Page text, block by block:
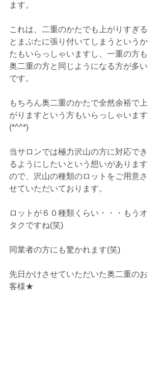
ます。
これは、二重のかたでも上がりすぎる
とまぶたに張り付いてしまうというか
たもいらっしゃいますし、一重の方も
奥二重の方と同じようになる方が多い
です。
もちろん奥二重のかたで全然余裕で上
がりますという方もいらっしゃいます
(*^^*)
当サロンでは極力沢山の方に対応でき
るようにしたいという想いがあります
ので、沢山の種類のロットをご用意さ
せていただいております。
ロットが６０種類くらい・・・もうオ
タクですね(笑)
同業者の方にも驚かれます(笑)
先日かけさせていただいた奥二重のお
客様★